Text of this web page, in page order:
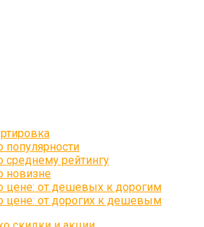
популярности
среднему рейтингу
новизне
цене: от дешевых к дорогим
цене: от дорогих к дешевым